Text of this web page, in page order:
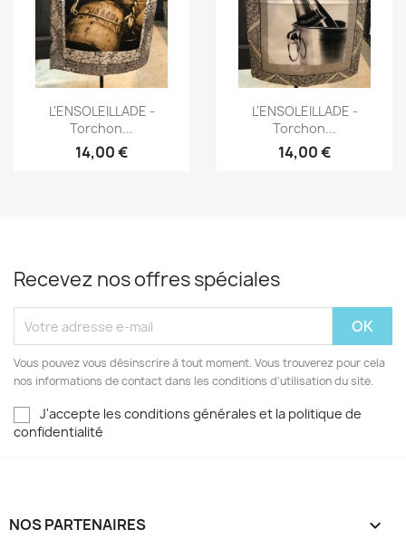
Aperçu rapide
L'ENSOLEILLADE -
Torchon...
14,00 €
Aperçu rapide
L'ENSOLEILLADE -
Torchon...
14,00 €
Recevez nos offres spéciales
Vous pouvez vous désinscrire à tout moment. Vous trouverez pour cela
nos informations de contact dans les conditions d'utilisation du site.
J'accepte les conditions générales et la politique de
confidentialité
NOS PARTENAIRES 